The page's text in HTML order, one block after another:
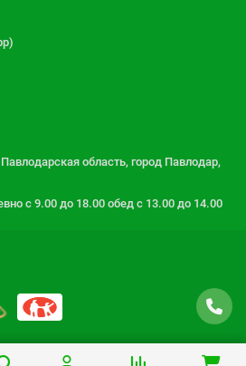
область, город Павлодар,
с 9.00 до 18.00 обед с 13.00 до 14.00